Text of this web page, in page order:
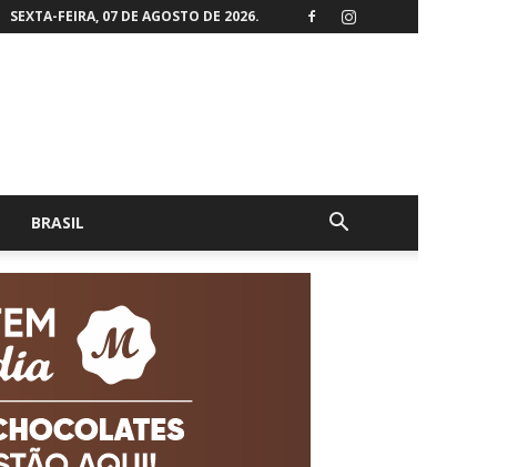
SEXTA-FEIRA, 07 DE AGOSTO DE 2026.
BRASIL